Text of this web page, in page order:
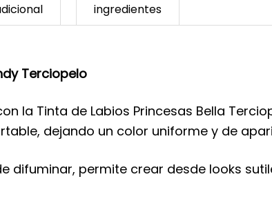
ingredientes
Terciopelo
la Tinta de Labios Princesas Bella
dejando un color uniforme y de
difuminar, permite crear desde looks